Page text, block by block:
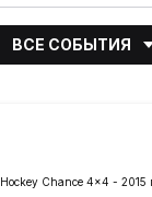
ВСЕ СОБЫТИЯ
Hockey Chance 4x4 - 2015